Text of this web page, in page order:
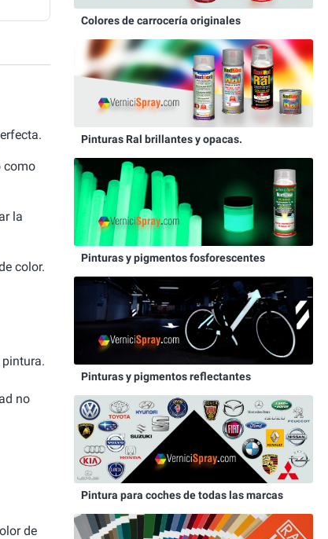
como
la
color.
no
de
Colores de carrocería originales
Pinturas Ral brillantes y opacas.
Pinturas y pigmentos fosforescentes
Pinturas y pigmentos reflectantes
Pintura para coches de todas las marcas